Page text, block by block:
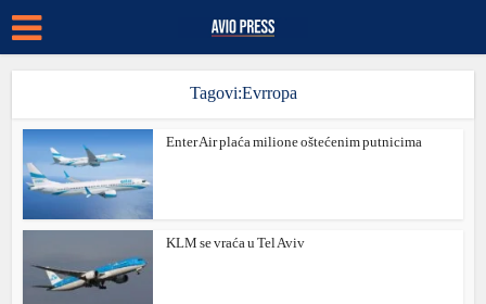
Tagovi:Evrropa
Enter Air plaća milione oštećenim putnicima
KLM se vraća u Tel Aviv